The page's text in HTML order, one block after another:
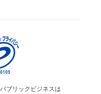
パブリックビジネスは